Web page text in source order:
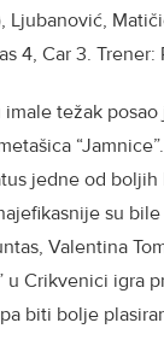
Ljubanović,
4, Car 3.
imale težak
jedne od
su
Valentina
u Crikvenici igra
biti bolje